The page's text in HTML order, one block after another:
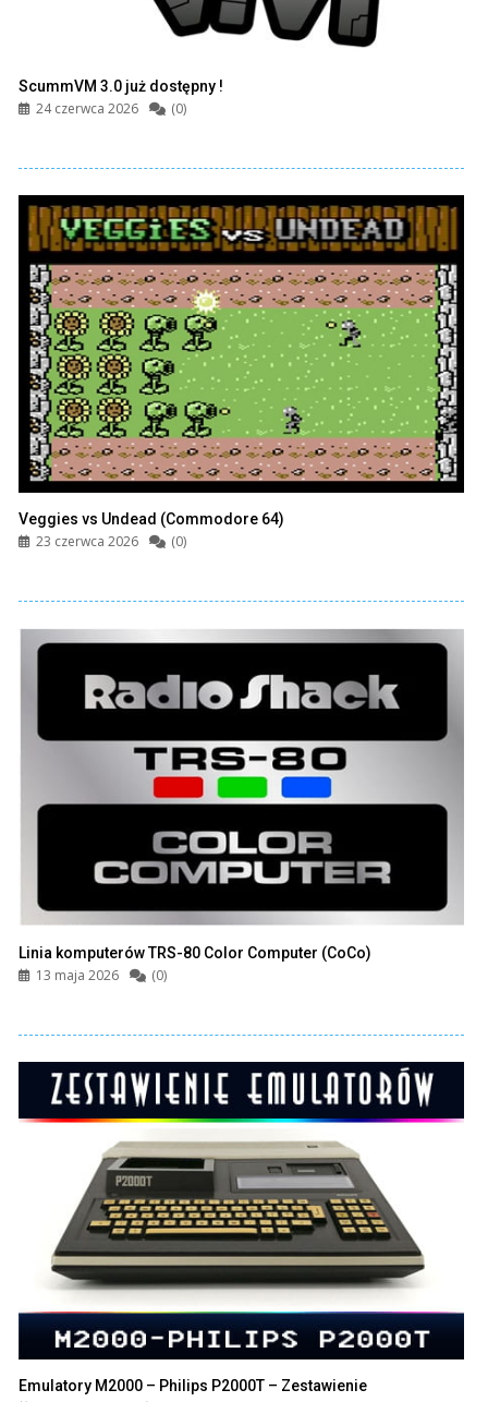
ScummVM 3.0 już dostępny !
24 czerwca 2026 (0)
Veggies vs Undead (Commodore 64)
23 czerwca 2026 (0)
Linia komputerów TRS-80 Color Computer (CoCo)
13 maja 2026 (0)
Emulatory M2000 – Philips P2000T – Zestawienie